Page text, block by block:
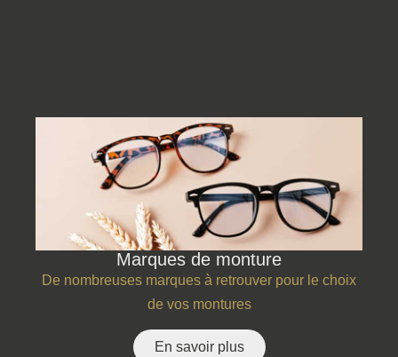
Marques de monture
De nombreuses marques à retrouver pour le choix
de vos montures
En savoir plus